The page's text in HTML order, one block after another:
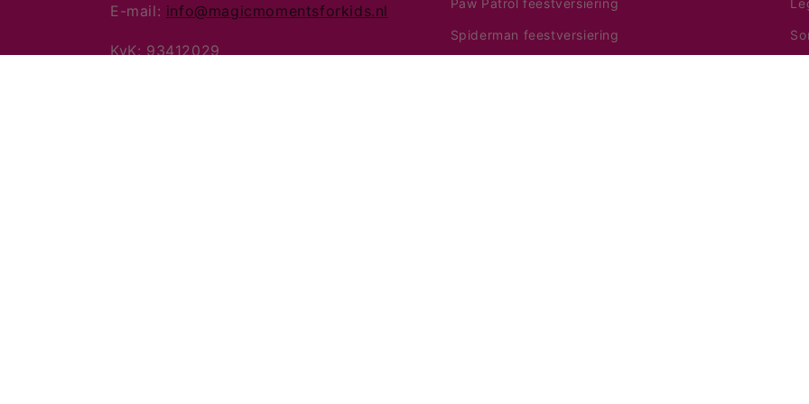
E-mail: info@magicmomentsforkids.nl
KvK: 93412029
Paw Patrol feestversiering
Spiderman feestversiering